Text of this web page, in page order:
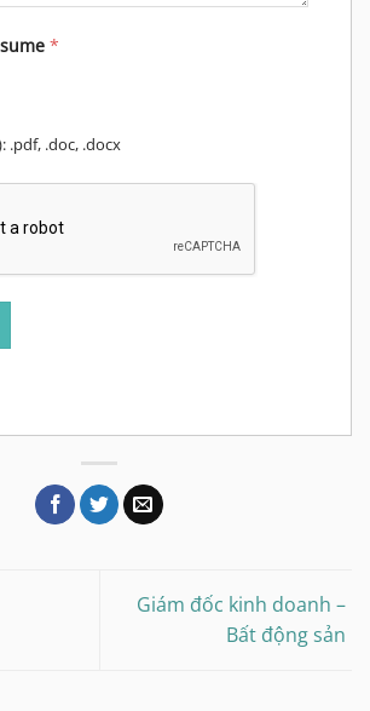
*
.pdf, .doc, .docx
Giám đốc kinh doanh –
Bất động sản